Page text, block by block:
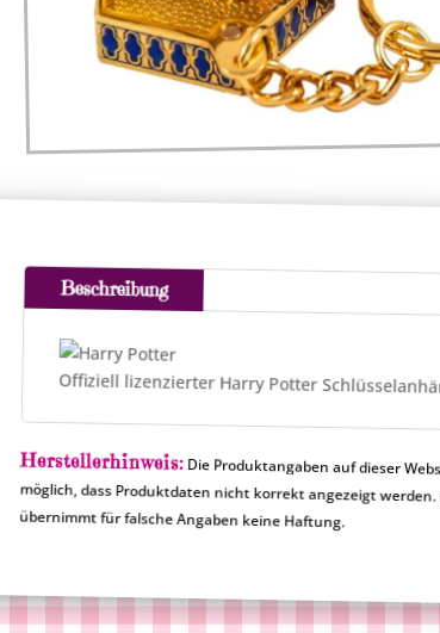
Beschreibung
Offiziell lizenzierter Harry Potter
Herstellerhinweis:Die Produktangaben auf dieser
möglich, dass Produktdaten nicht
übernimmt für falsche Angaben keine Haftung.